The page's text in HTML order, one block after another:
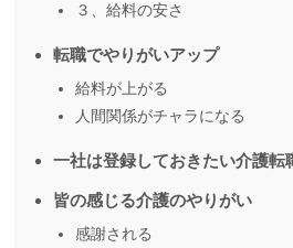
３、給料の安さ
転職でやりがいアップ
給料が上がる
人間関係がチャラになる
一社は登録しておきたい介護転
皆の感じる介護のやりがい
感謝される